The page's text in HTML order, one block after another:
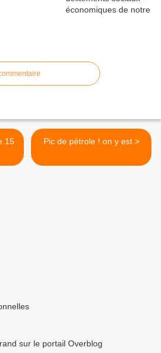
Pic de pétrole ! on y est >
sur le portail Overblog